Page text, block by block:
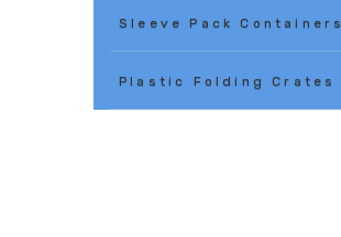
Sleeve Pack Containers
Plastic Folding Crates